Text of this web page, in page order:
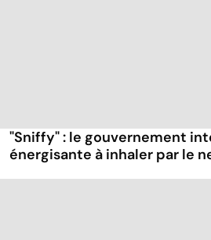
"Sniffy" : le gouvernement
énergisante à inhaler par le